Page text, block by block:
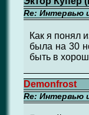
Re: Интервью
Как я понял
была на 30
быть в
Demonfrost
Re: Интервью